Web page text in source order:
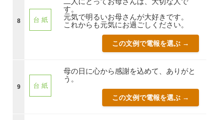
8 台 紙
す。
元気で明るいお母さんが大好きです。
これからも元気にお過ごしください。
この文例で電報を選ぶ →
9 台 紙
母の日に心から感謝を込めて、ありがと
う。
この文例で電報を選ぶ →